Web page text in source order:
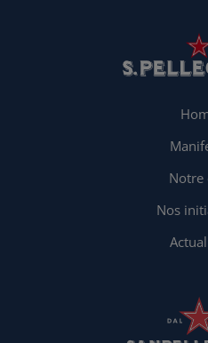
Notre
Nos